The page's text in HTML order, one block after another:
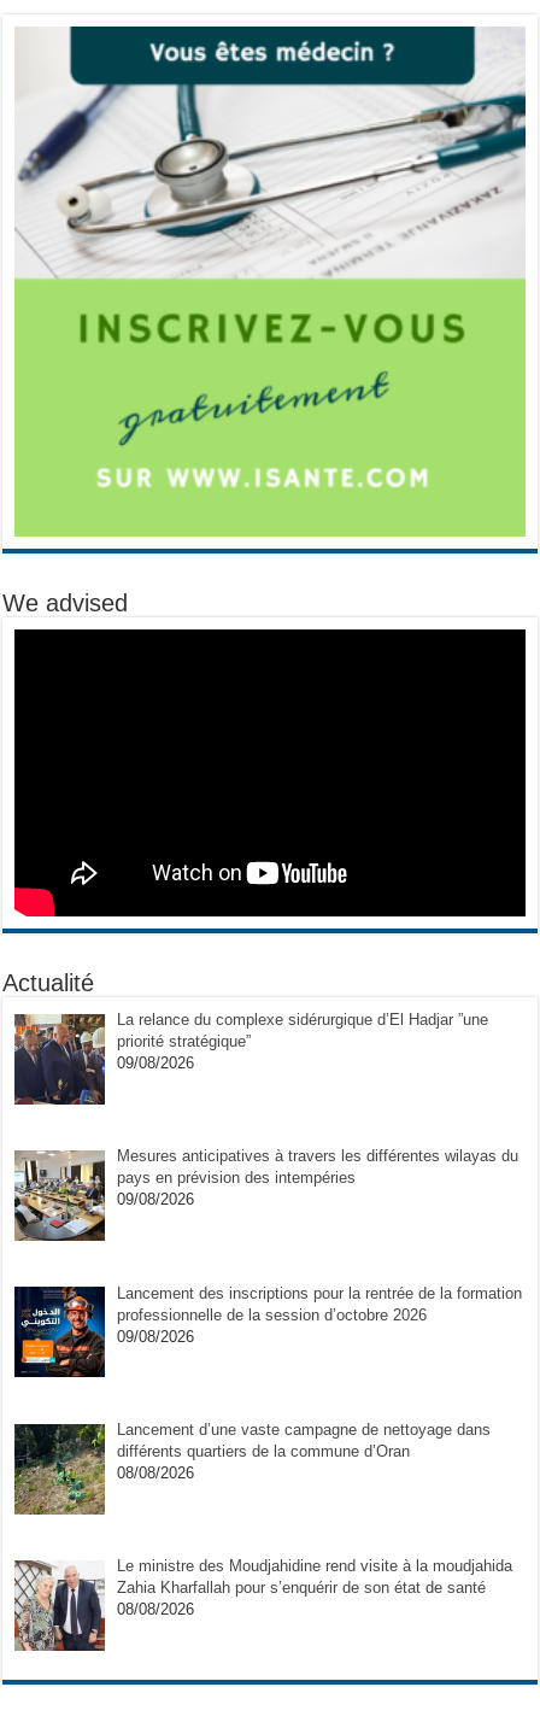
We advised
Actualité
La relance du complexe sidérurgique d’El Hadjar ”une
priorité stratégique”
09/08/2026
Mesures anticipatives à travers les différentes wilayas du
pays en prévision des intempéries
09/08/2026
Lancement des inscriptions pour la rentrée de la formation
professionnelle de la session d’octobre 2026
09/08/2026
Lancement d’une vaste campagne de nettoyage dans
différents quartiers de la commune d’Oran
08/08/2026
Le ministre des Moudjahidine rend visite à la moudjahida
Zahia Kharfallah pour s’enquérir de son état de santé
08/08/2026